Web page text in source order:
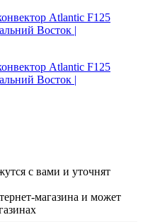
с вами и уточнят
магазина и может